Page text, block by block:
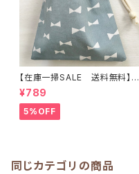
【在庫一掃SALE 送料無料】巾
着袋(給食袋) 25×20cm ブル
ーグリーン【リボン柄】★KB.84
8587 シンプル 女の子｜通園
通学用のかわいい巾着袋や入園
¥789
5%OFF
同じカテゴリの商品